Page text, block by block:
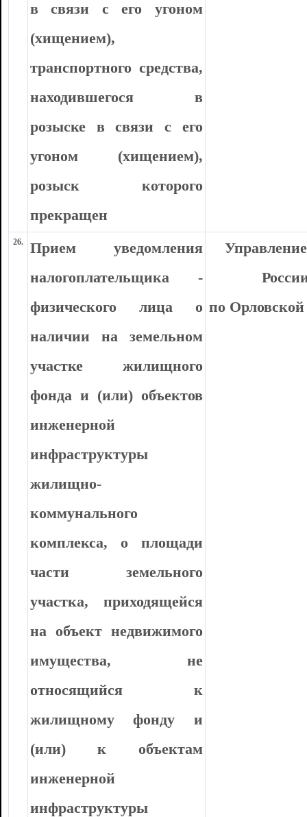
в связи с его угоном
(хищением),
транспортного средства,
находившегося в
розыске в связи с его
угоном (хищением),
розыск которого
прекращен
26.
Прием уведомления
налогоплательщика -
физического лица о
наличии на земельном
участке жилищного
фонда и (или) объектов
инженерной
инфраструктуры
жилищно-
коммунального
комплекса, о площади
части земельного
участка, приходящейся
на объект недвижимого
имущества, не
относящийся к
жилищному фонду и
(или) к объектам
инженерной
инфраструктуры
по Орловской